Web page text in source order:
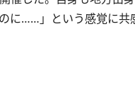
に……」という感覚に共